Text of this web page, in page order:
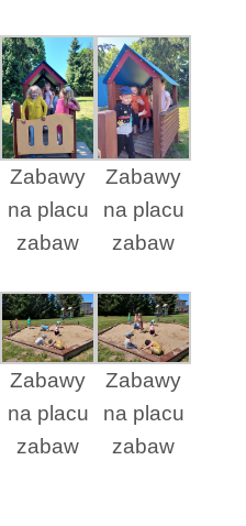
Zabawy
na placu
zabaw
Zabawy
na placu
zabaw
Zabawy
na placu
zabaw
Zabawy
na placu
zabaw